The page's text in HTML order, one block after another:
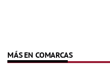
MÁS EN COMARCAS